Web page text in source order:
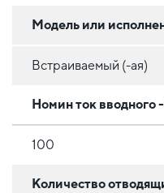
Модель или
Встраиваемый (-ая)
Номин ток вводного
100
Количество